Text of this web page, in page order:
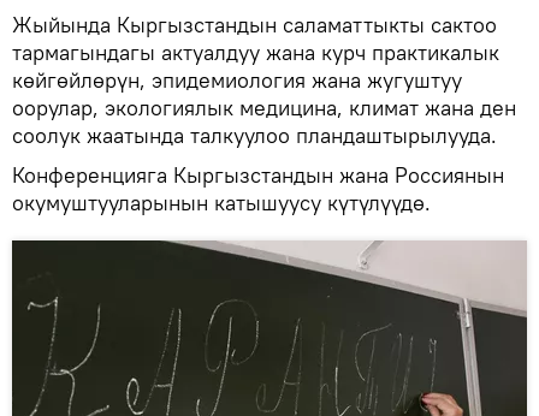
Жыйында Кыргызстандын саламаттыкты сактоо
тармагындагы актуалдуу жана курч практикалык
көйгөйлөрүн, эпидемиология жана жугуштуу
оорулар, экологиялык медицина, климат жана ден
соолук жаатында талкуулоо пландаштырылууда.
Конференцияга Кыргызстандын жана Россиянын
окумуштууларынын катышуусу күтүлүүдө.